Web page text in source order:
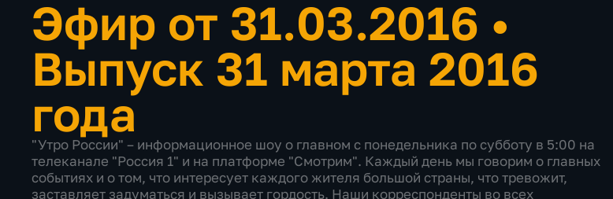
Эфир от 31.03.2016 •
Выпуск 31 марта 2016
года
"Утро России" – информационное шоу о главном с понедельника по субботу в 5:00 на
телеканале "Россия 1" и на платформе "Смотрим". Каждый день мы говорим о главных
событиях и о том, что интересует каждого жителя большой страны, что тревожит,
заставляет задуматься и вызывает гордость. Наши корреспонденты во всех